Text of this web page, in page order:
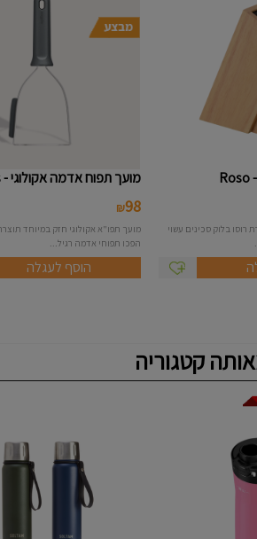
רוסו בלוק סכינים עשוי
מועך תפוח אדמה אקולוגי - Zylis...
98
₪
הפכו תפוחי אדמה רגיל...
הוסף לעגלה
קטגוריה